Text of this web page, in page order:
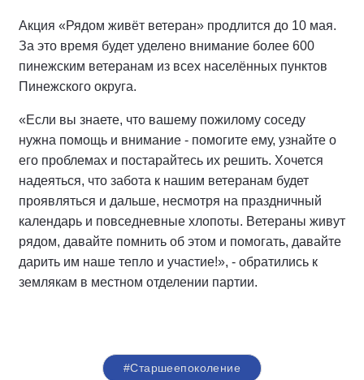
Акция «Рядом живёт ветеран» продлится до 10 мая.
За это время будет уделено внимание более 600
пинежским ветеранам из всех населённых пунктов
Пинежского округа.
«Если вы знаете, что вашему пожилому соседу
нужна помощь и внимание - помогите ему, узнайте о
его проблемах и постарайтесь их решить. Хочется
надеяться, что забота к нашим ветеранам будет
проявляться и дальше, несмотря на праздничный
календарь и повседневные хлопоты. Ветераны живут
рядом, давайте помнить об этом и помогать, давайте
дарить им наше тепло и участие!», - обратились к
землякам в местном отделении партии.
#Старшеепоколение